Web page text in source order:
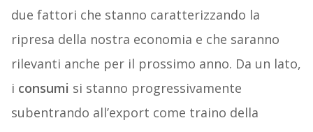
due fattori che stanno caratterizzando la
ripresa della nostra economia e che saranno
rilevanti anche per il prossimo anno. Da un lato,
i consumi si stanno progressivamente
subentrando all’export come traino della